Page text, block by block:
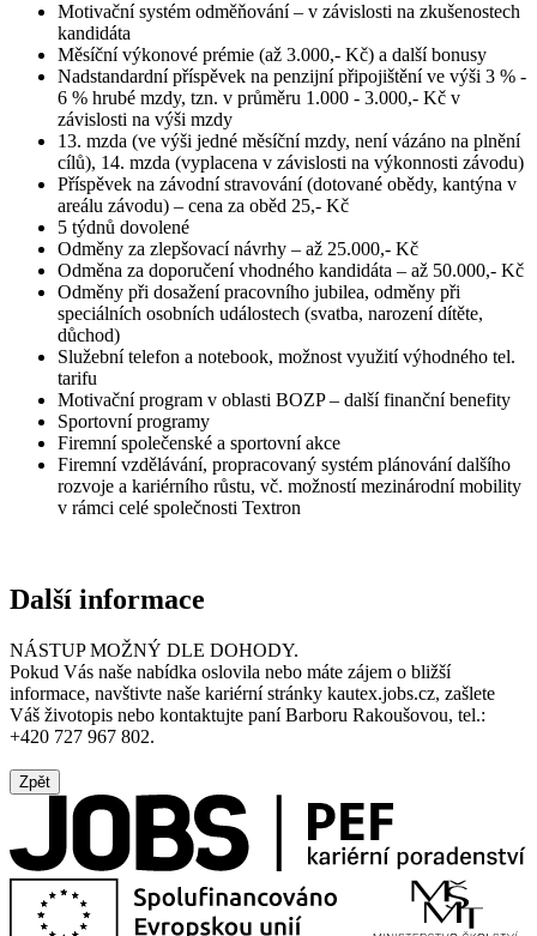
Motivační systém odměňování – v závislosti na zkušenostech
kandidáta
Měsíční výkonové prémie (až 3.000,- Kč) a další bonusy
Nadstandardní příspěvek na penzijní připojištění ve výši 3 % -
6 % hrubé mzdy, tzn. v průměru 1.000 - 3.000,- Kč v
závislosti na výši mzdy
13. mzda (ve výši jedné měsíční mzdy, není vázáno na plnění
cílů), 14. mzda (vyplacena v závislosti na výkonnosti závodu)
Příspěvek na závodní stravování (dotované obědy, kantýna v
areálu závodu) – cena za oběd 25,- Kč
5 týdnů dovolené
Odměny za zlepšovací návrhy – až 25.000,- Kč
Odměna za doporučení vhodného kandidáta – až 50.000,- Kč
Odměny při dosažení pracovního jubilea, odměny při
speciálních osobních událostech (svatba, narození dítěte,
důchod)
Služební telefon a notebook, možnost využití výhodného tel.
tarifu
Motivační program v oblasti BOZP – další finanční benefity
Sportovní programy
Firemní společenské a sportovní akce
Firemní vzdělávání, propracovaný systém plánování dalšího
rozvoje a kariérního růstu, vč. možností mezinárodní mobility
v rámci celé společnosti Textron
Další informace
NÁSTUP MOŽNÝ DLE DOHODY.
Pokud Vás naše nabídka oslovila nebo máte zájem o bližší
informace, navštivte naše kariérní stránky kautex.jobs.cz, zašlete
Váš životopis nebo kontaktujte paní Barboru Rakoušovou, tel.:
+420 727 967 802.
Zpět